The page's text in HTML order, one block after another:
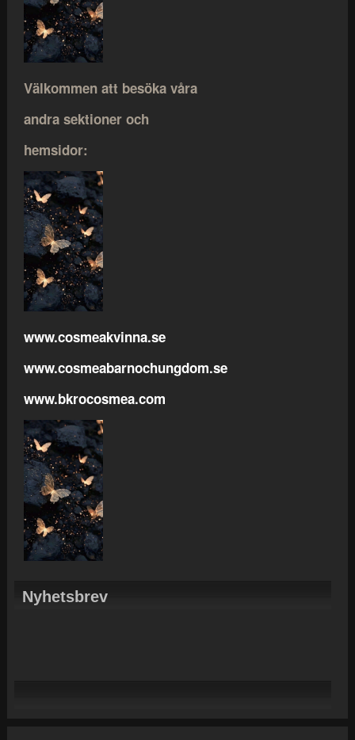
Välkommen att besöka våra
andra sektioner och
hemsidor:
www.cosmeakvinna.se
www.cosmeabarnochungdom.se
www.bkrocosmea.com
Nyhetsbrev